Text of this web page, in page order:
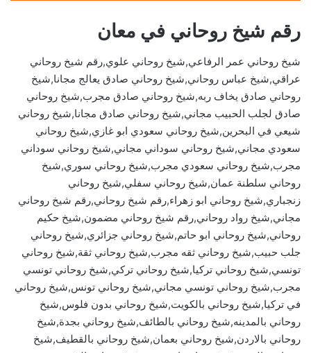
رقم شيخ روحاني في معان
شيخ روحاني عمر الرفاعي,شيخ روحاني علوي,رقم شيخ روحاني
عراقي,شيخ عباس روحاني,شيخ روحاني صادق يعالج مجانا,شيخ
روحاني صادق يخاف ربه,شيخ روحاني صادق مجرب,شيخ روحاني
صادق لجلب الحبيب مجاني,شيخ روحاني صادق مجانا,شيخ روحاني
شيعي في البحرين,شيخ روحاني سعودي ابو غازي,شيخ روحاني
سعودي مجاني,شيخ روحاني سوداني مجاني,شيخ روحاني سوداني
مجرب,شيخ روحاني سعودي مجرب,شيخ روحاني سوري,شيخ
روحاني سلطنة عمان,شيخ روحاني سفلي,شيخ روحاني
زنجباري,شيخ روحاني ابو زهراء,رقم شيخ روحاني,رقم شيخ روحاني
مجاني,شيخ رواد روحاني,رقم شيخ روحاني مضمون,شيخ حكيم
روحاني,شيخ روحاني ابو حاتم,شيخ روحاني جزائري,شيخ روحاني
جلب حبيب,شيخ روحاني ثقه مجرب,شيخ روحاني ثقة,شيخ روحاني
تونسي,شيخ روحاني تركيا,شيخ روحاني تركي,شيخ روحاني تونسي
مجرب,شيخ روحاني تونسي مجاني,شيخ روحاني تونس,شيخ روحاني
في تركيا,شيخ روحاني بالكويت,شيخ روحاني بدون فلوس,شيخ
روحاني بالمدينه,شيخ روحاني بالطائف,شيخ روحاني بجدة,شيخ
روحاني بالاردن,شيخ روحاني بعمان,شيخ روحاني بالقطيف,شيخ